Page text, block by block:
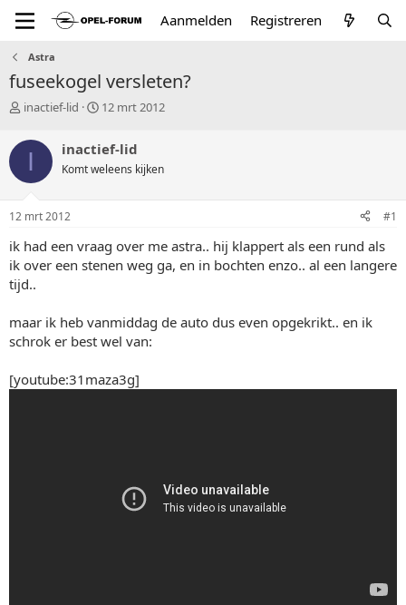
Aanmelden Registreren
Astra
fuseekogel versleten?
T
p
s
a
t
e
r
inactief-lid
S
r
t
a
m
12 mrt 2012
I inactief-lid
Komt weleens kijken
12 mrt 2012 #1
ik had een vraag over me astra.. hij klappert als een rund als
ik over een stenen weg ga, en in bochten enzo.. al een langere
tijd..
maar ik heb vanmiddag de auto dus even opgekrikt.. en ik
schrok er best wel van:
[youtube:31maza3g]